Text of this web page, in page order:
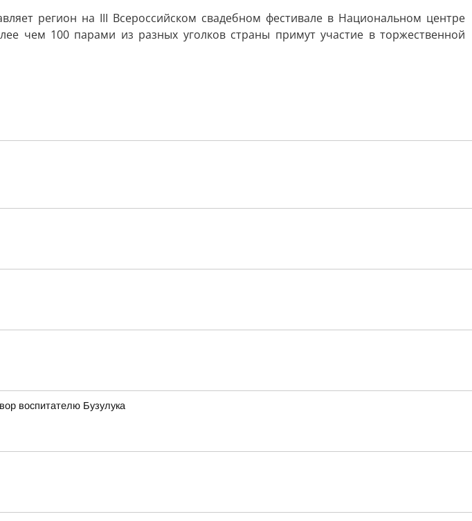
регион на III Всероссийском свадебном фестивале в Национальном центре
чем 100 парами из разных уголков страны примут участие в торжественной
воспитателю Бузулука